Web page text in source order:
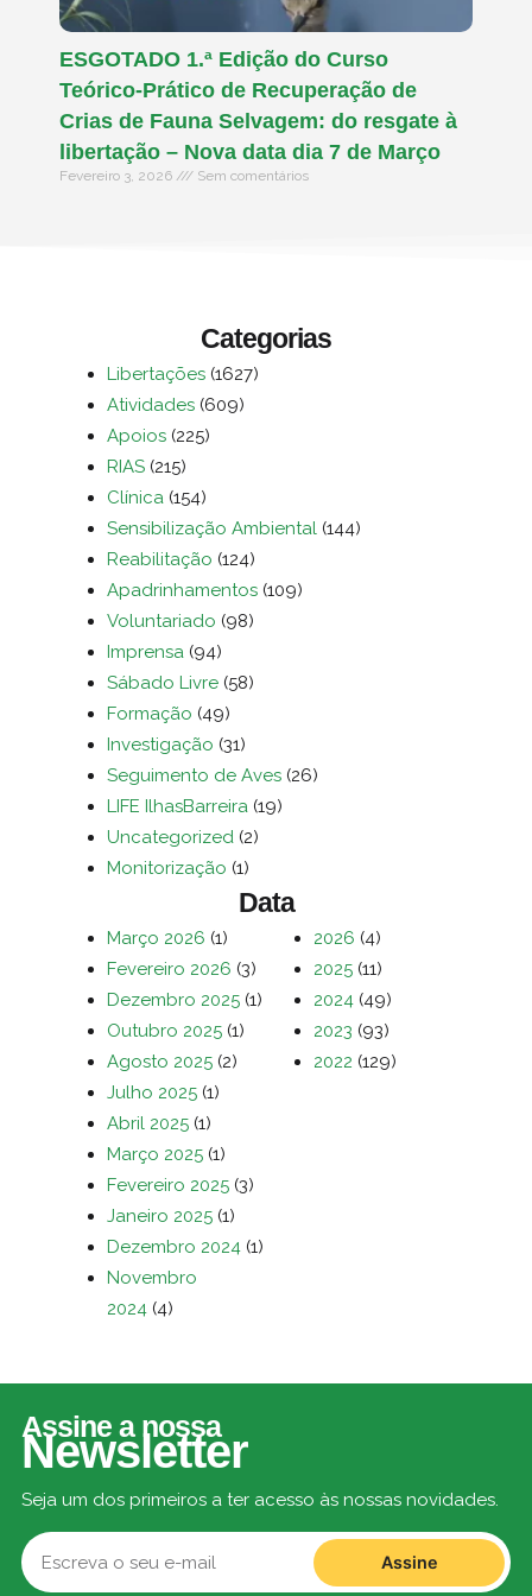
ESGOTADO 1.ª Edição do Curso
Teórico-Prático de Recuperação de
Crias de Fauna Selvagem: do resgate à
libertação – Nova data dia 7 de Março
Fevereiro 3, 2026 Sem comentários
Categorias
Libertações (1627)
Atividades (609)
Apoios (225)
RIAS (215)
Clínica (154)
Sensibilização Ambiental (144)
Reabilitação (124)
Apadrinhamentos (109)
Voluntariado (98)
Imprensa (94)
Sábado Livre (58)
Formação (49)
Investigação (31)
Seguimento de Aves (26)
LIFE IlhasBarreira (19)
Uncategorized (2)
Monitorização (1)
Data
Março 2026 (1)
Fevereiro 2026 (3)
Dezembro 2025 (1)
Outubro 2025 (1)
Agosto 2025 (2)
Julho 2025 (1)
Abril 2025 (1)
Março 2025 (1)
Fevereiro 2025 (3)
Janeiro 2025 (1)
Dezembro 2024 (1)
Novembro
2024 (4)
2026 (4)
2025 (11)
2024 (49)
2023 (93)
2022 (129)
Assine a nossa
Newsletter
Seja um dos primeiros a ter acesso às nossas novidades.
Assine